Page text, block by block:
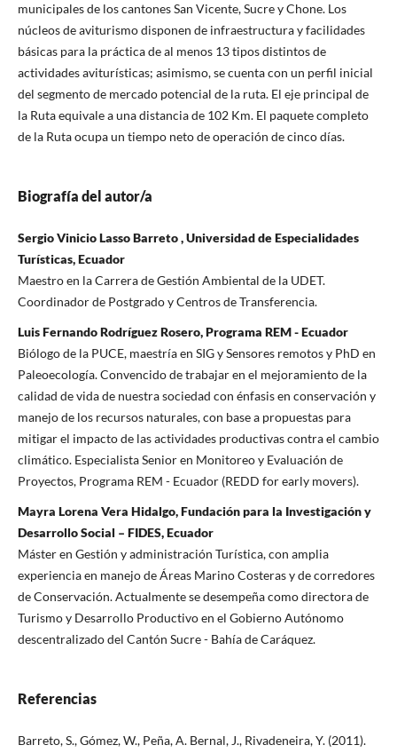
municipales de los cantones San Vicente, Sucre y Chone. Los
núcleos de aviturismo disponen de infraestructura y facilidades
básicas para la práctica de al menos 13 tipos distintos de
actividades aviturísticas; asimismo, se cuenta con un perfil inicial
del segmento de mercado potencial de la ruta. El eje principal de
la Ruta equivale a una distancia de 102 Km. El paquete completo
de la Ruta ocupa un tiempo neto de operación de cinco días.
Biografía del autor/a
Sergio Vinicio Lasso Barreto , Universidad de Especialidades
Turísticas, Ecuador
Maestro en la Carrera de Gestión Ambiental de la UDET.
Coordinador de Postgrado y Centros de Transferencia.
Luis Fernando Rodríguez Rosero, Programa REM - Ecuador
Biólogo de la PUCE, maestría en SIG y Sensores remotos y PhD en
Paleoecología. Convencido de trabajar en el mejoramiento de la
calidad de vida de nuestra sociedad con énfasis en conservación y
manejo de los recursos naturales, con base a propuestas para
mitigar el impacto de las actividades productivas contra el cambio
climático. Especialista Senior en Monitoreo y Evaluación de
Proyectos, Programa REM - Ecuador (REDD for early movers).
Mayra Lorena Vera Hidalgo, Fundación para la Investigación y
Desarrollo Social – FIDES, Ecuador
Máster en Gestión y administración Turística, con amplia
experiencia en manejo de Áreas Marino Costeras y de corredores
de Conservación. Actualmente se desempeña como directora de
Turismo y Desarrollo Productivo en el Gobierno Autónomo
descentralizado del Cantón Sucre - Bahía de Caráquez.
Referencias
Barreto, S., Gómez, W., Peña, A. Bernal, J., Rivadeneira, Y. (2011).